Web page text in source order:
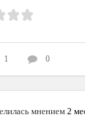
1 0
мнением 2